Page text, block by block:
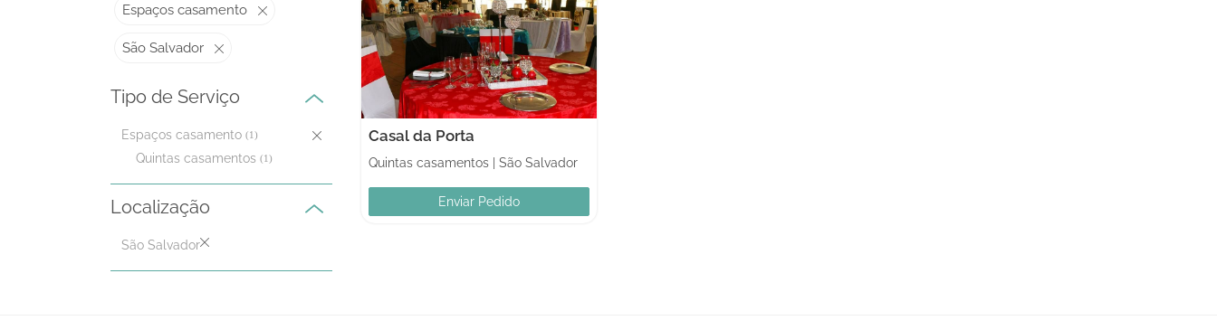
Espaços casamento
São Salvador
Tipo de Serviço
Espaços casamento (1)
Quintas casamentos (1)
Localização
São Salvador
Casal da Porta
Quintas casamentos São Salvador
Enviar Pedido